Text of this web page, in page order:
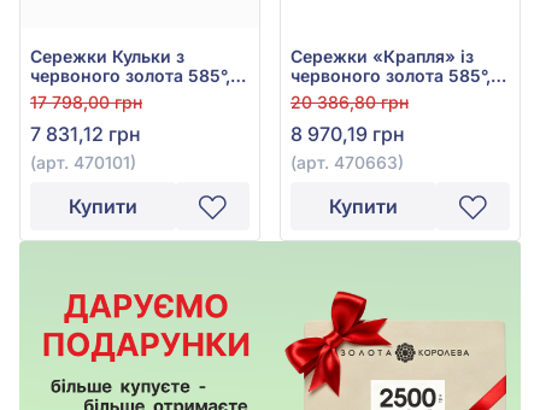
Сережки Кульки з
червоного золота 585°,
арт. 470101
17 798,00 грн
7 831,12 грн
(арт. 470101)
Купити
Сережки «Крапля» із
червоного золота 585°,
без вставки, арт. 470663
20 386,80 грн
8 970,19 грн
(арт. 470663)
Купити